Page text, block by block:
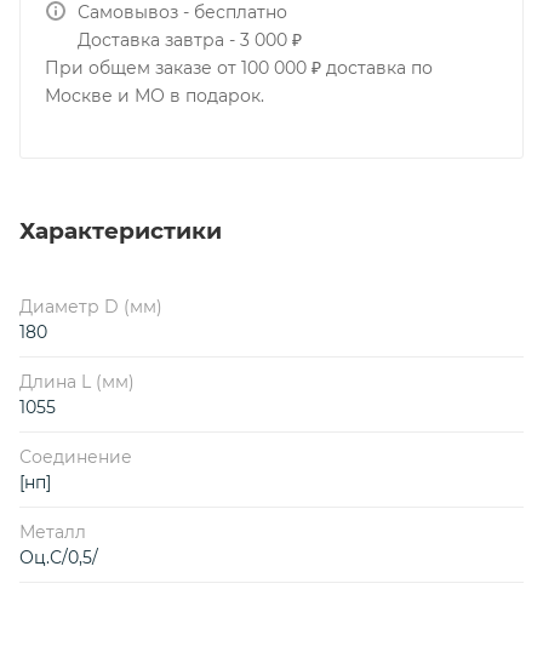
Самовывоз - бесплатно
Доставка завтра - 3 000 ₽
При общем заказе от 100 000 ₽ доставка по
Москве и МО в подарок.
Характеристики
Диаметр D (мм)
180
Длина L (мм)
1055
Соединение
[нп]
Металл
Оц.С/0,5/